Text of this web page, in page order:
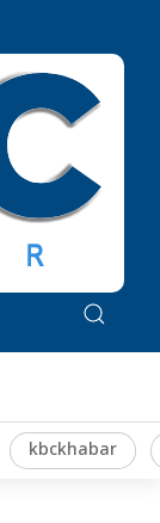
kbckhabar